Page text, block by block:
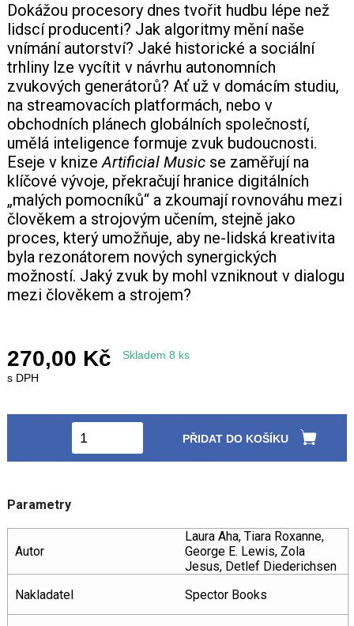
Dokážou procesory dnes tvořit hudbu lépe než
lidscí producenti? Jak algoritmy mění naše
vnímání autorství? Jaké historické a sociální
trhliny lze vycítit v návrhu autonomních
zvukových generátorů? Ať už v domácím studiu,
na streamovacích platformách, nebo v
obchodních plánech globálních společností,
umělá inteligence formuje zvuk budoucnosti.
Eseje v knizeArtificial Musicse zaměřují na
klíčové vývoje, překračují hranice digitálních
„malých pomocníků“ a zkoumají rovnováhu mezi
člověkem a strojovým učením, stejně jako
proces, který umožňuje, aby ne-lidská kreativita
byla rezonátorem nových synergických
možností. Jaký zvuk by mohl vzniknout v dialogu
mezi člověkem a strojem?
270,00 Kč
Skladem 8 ks
s DPH
PŘIDAT DO KOŠÍKU
Parametry
Autor
Laura Aha, Tiara Roxanne,
George E. Lewis, Zola
Jesus, Detlef Diederichsen
Nakladatel
Spector Books